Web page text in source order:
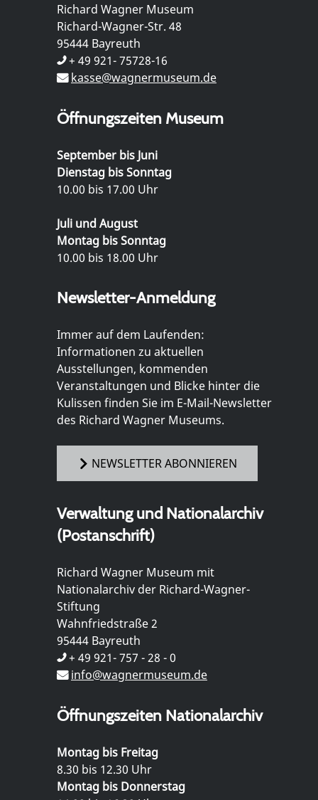
Richard Wagner Museum
Richard-Wagner-Str. 48
95444 Bayreuth
+ 49 921- 75728-16
kasse@wagnermuseum.de
Öffnungszeiten Museum
September bis Juni
Dienstag bis Sonntag
10.00 bis 17.00 Uhr
Juli und August
Montag bis Sonntag
10.00 bis 18.00 Uhr
Newsletter-Anmeldung
Immer auf dem Laufenden:
Informationen zu aktuellen
Ausstellungen, kommenden
Veranstaltungen und Blicke hinter die
Kulissen finden Sie im E-Mail-Newsletter
des Richard Wagner Museums.
NEWSLETTER ABONNIEREN
Verwaltung und Nationalarchiv
(Postanschrift)
Richard Wagner Museum mit
Nationalarchiv der Richard-Wagner-
Stiftung
Wahnfriedstraße 2
95444 Bayreuth
+ 49 921- 757 - 28 - 0
info@wagnermuseum.de
Öffnungszeiten Nationalarchiv
Montag bis Freitag
8.30 bis 12.30 Uhr
Montag bis Donnerstag